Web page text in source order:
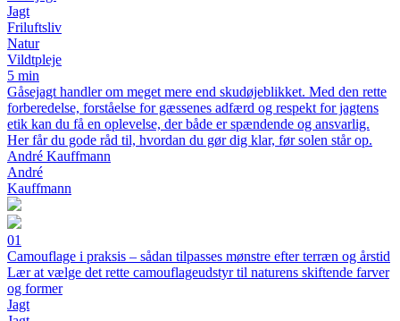
Jagt
Friluftsliv
Natur
Vildtpleje
5 min
Gåsejagt handler om meget mere end skudøjeblikket. Med den rette
forberedelse, forståelse for gæssenes adfærd og respekt for jagtens
etik kan du få en oplevelse, der både er spændende og ansvarlig.
Her får du gode råd til, hvordan du gør dig klar, før solen står op.
André Kauffmann
André
Kauffmann
01
Camouflage i praksis – sådan tilpasses mønstre efter terræn og årstid
Lær at vælge det rette camouflageudstyr til naturens skiftende farver
og former
Jagt